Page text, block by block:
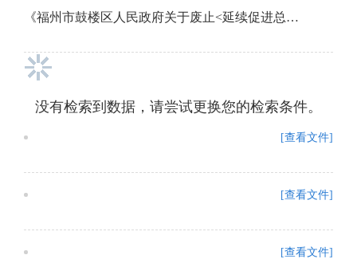
《福州市鼓楼区人民政府关于废止<延续促进总部经济发展政策>的通知》政策解读
没有检索到数据，请尝试更换您的检索条件。
[查看文件]
[查看文件]
[查看文件]